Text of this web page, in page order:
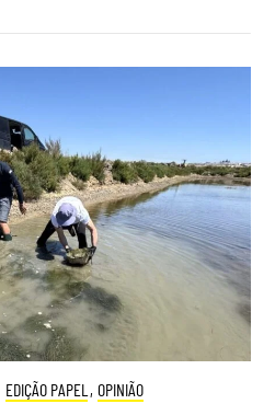
EDIÇÃO PAPEL , OPINIÃO